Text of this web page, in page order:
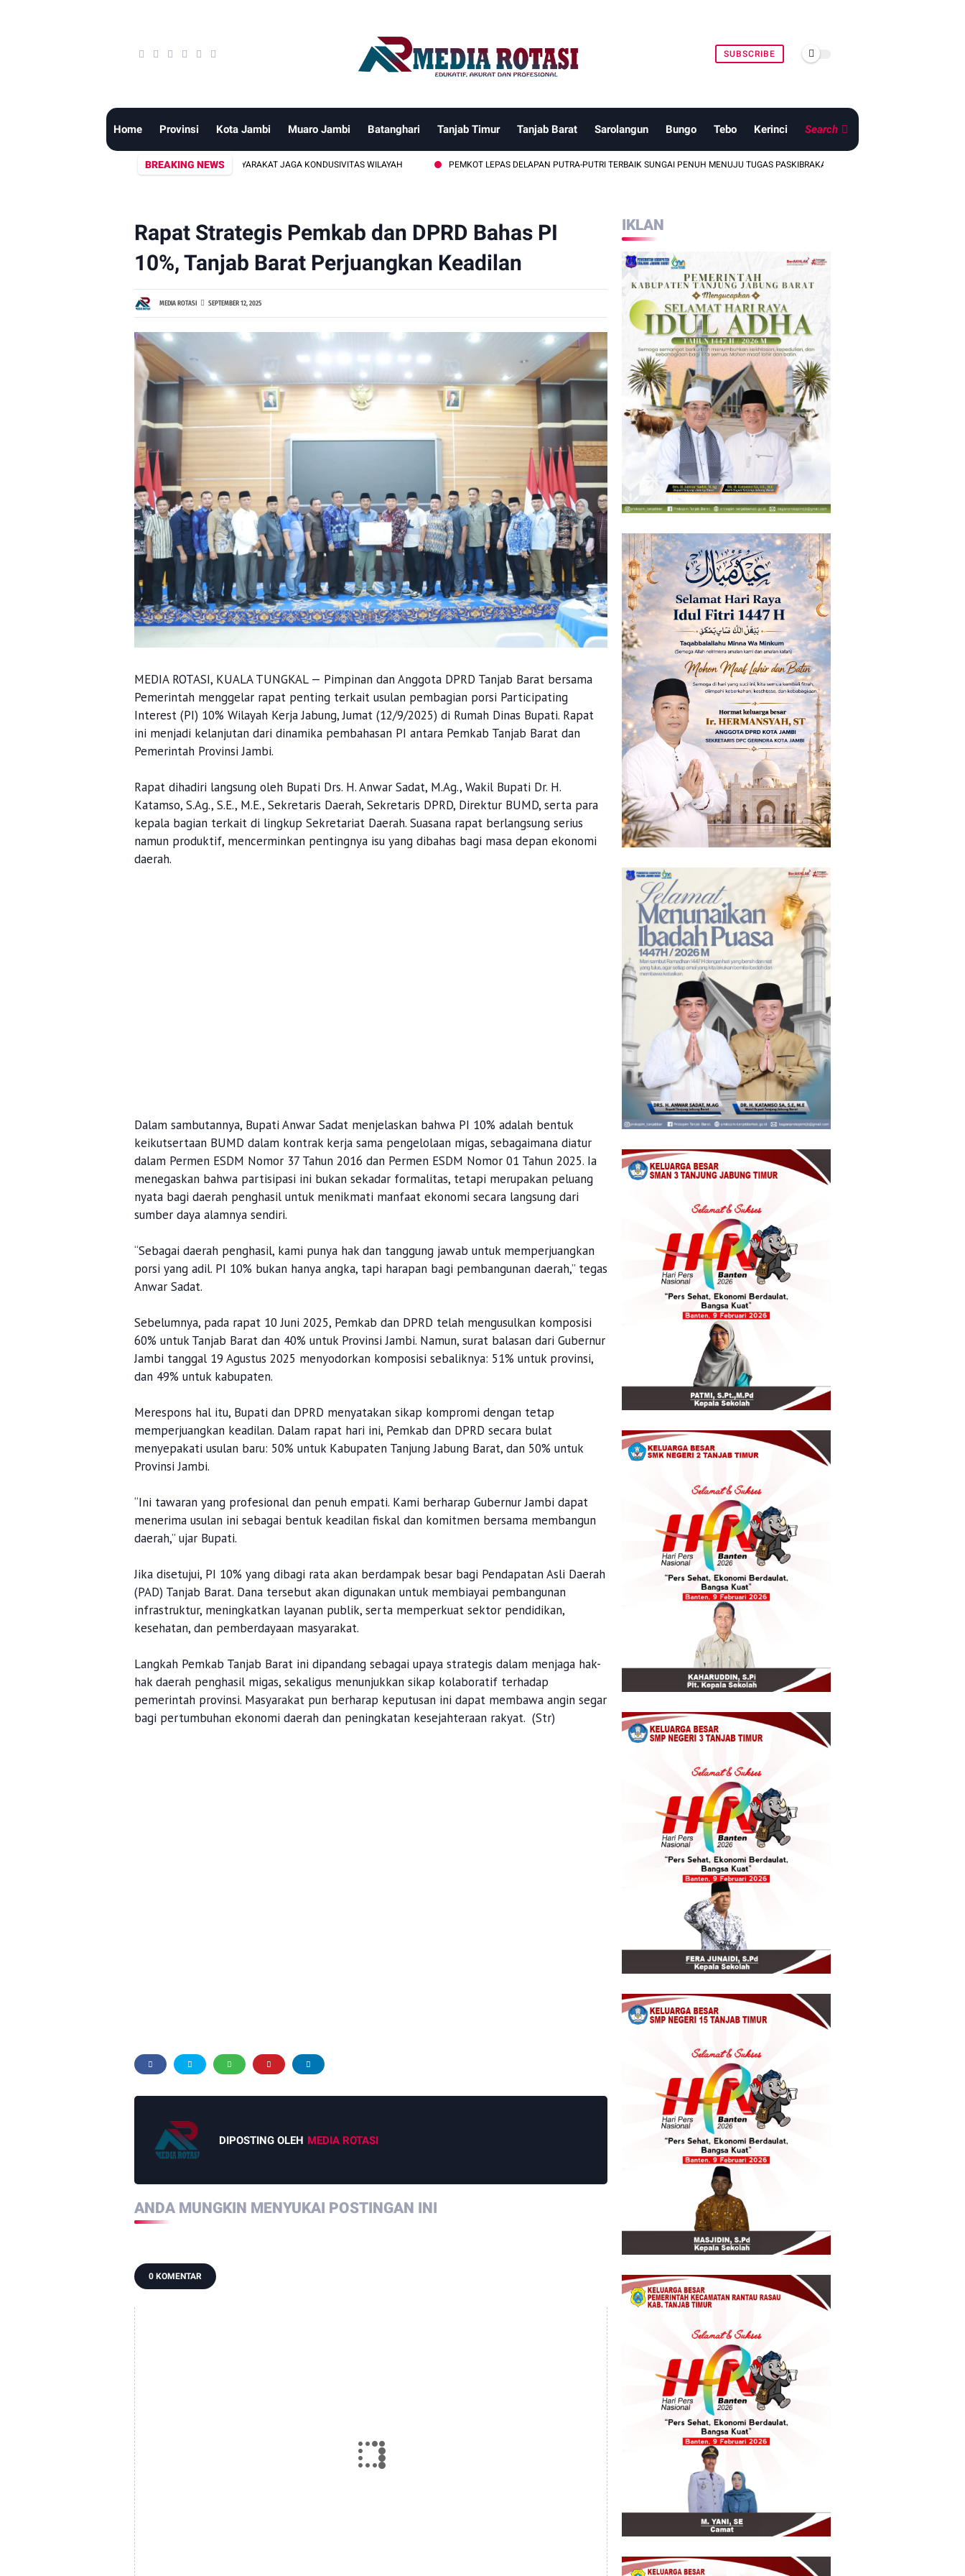
SUBSCRIBE
Home Provinsi Kota Jambi Muaro Jambi Batanghari Tanjab Timur Tanjab Barat Sarolangun Bungo Tebo Kerinci Search
BREAKING NEWS
BERSAMA MEDIA, LSM DAN TOKOH MASYARAKAT JAGA KONDUSIVITAS WILAYAH PEMKOT LEPAS DELAPAN PUTRA-PUTRI TERBAIK SUNGAI PENUH MENUJU TUGAS PASKIBRAKA NASIONAL DAN PROVINSI
Rapat Strategis Pemkab dan DPRD Bahas PI
10%, Tanjab Barat Perjuangkan Keadilan
MEDIA ROTASI SEPTEMBER 12, 2025
MEDIA ROTASI, KUALA TUNGKAL — Pimpinan dan Anggota DPRD Tanjab Barat bersama
Pemerintah menggelar rapat penting terkait usulan pembagian porsi Participating
Interest (PI) 10% Wilayah Kerja Jabung, Jumat (12/9/2025) di Rumah Dinas Bupati. Rapat
ini menjadi kelanjutan dari dinamika pembahasan PI antara Pemkab Tanjab Barat dan
Pemerintah Provinsi Jambi.
Rapat dihadiri langsung oleh Bupati Drs. H. Anwar Sadat, M.Ag., Wakil Bupati Dr. H.
Katamso, S.Ag., S.E., M.E., Sekretaris Daerah, Sekretaris DPRD, Direktur BUMD, serta para
kepala bagian terkait di lingkup Sekretariat Daerah. Suasana rapat berlangsung serius
namun produktif, mencerminkan pentingnya isu yang dibahas bagi masa depan ekonomi
daerah.
Dalam sambutannya, Bupati Anwar Sadat menjelaskan bahwa PI 10% adalah bentuk
keikutsertaan BUMD dalam kontrak kerja sama pengelolaan migas, sebagaimana diatur
dalam Permen ESDM Nomor 37 Tahun 2016 dan Permen ESDM Nomor 01 Tahun 2025. Ia
menegaskan bahwa partisipasi ini bukan sekadar formalitas, tetapi merupakan peluang
nyata bagi daerah penghasil untuk menikmati manfaat ekonomi secara langsung dari
sumber daya alamnya sendiri.
“Sebagai daerah penghasil, kami punya hak dan tanggung jawab untuk memperjuangkan
porsi yang adil. PI 10% bukan hanya angka, tapi harapan bagi pembangunan daerah,” tegas
Anwar Sadat.
Sebelumnya, pada rapat 10 Juni 2025, Pemkab dan DPRD telah mengusulkan komposisi
60% untuk Tanjab Barat dan 40% untuk Provinsi Jambi. Namun, surat balasan dari Gubernur
Jambi tanggal 19 Agustus 2025 menyodorkan komposisi sebaliknya: 51% untuk provinsi,
dan 49% untuk kabupaten.
Merespons hal itu, Bupati dan DPRD menyatakan sikap kompromi dengan tetap
memperjuangkan keadilan. Dalam rapat hari ini, Pemkab dan DPRD secara bulat
menyepakati usulan baru: 50% untuk Kabupaten Tanjung Jabung Barat, dan 50% untuk
Provinsi Jambi.
“Ini tawaran yang profesional dan penuh empati. Kami berharap Gubernur Jambi dapat
menerima usulan ini sebagai bentuk keadilan fiskal dan komitmen bersama membangun
daerah,” ujar Bupati.
Jika disetujui, PI 10% yang dibagi rata akan berdampak besar bagi Pendapatan Asli Daerah
(PAD) Tanjab Barat. Dana tersebut akan digunakan untuk membiayai pembangunan
infrastruktur, meningkatkan layanan publik, serta memperkuat sektor pendidikan,
kesehatan, dan pemberdayaan masyarakat.
Langkah Pemkab Tanjab Barat ini dipandang sebagai upaya strategis dalam menjaga hak-
hak daerah penghasil migas, sekaligus menunjukkan sikap kolaboratif terhadap
pemerintah provinsi. Masyarakat pun berharap keputusan ini dapat membawa angin segar
bagi pertumbuhan ekonomi daerah dan peningkatan kesejahteraan rakyat. (Str)
DIPOSTING OLEH MEDIA ROTASI
ANDA MUNGKIN MENYUKAI POSTINGAN INI
0 KOMENTAR
IKLAN